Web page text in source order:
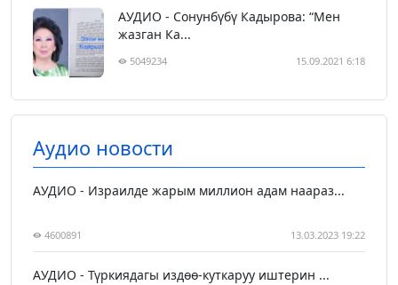
АУДИО - Сонунбүбү Кадырова: “Мен
жазган Ка...
5049234 15.09.2021 6:18
Аудио новости
АУДИО - Израилде жарым миллион адам наараз...
4600891 13.03.2023 19:22
АУДИО - Түркиядагы издөө-куткаруу иштерин ...